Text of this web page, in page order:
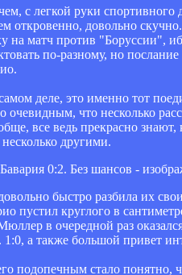
с легкой руки спортивного
откровенно, довольно
на матч против "Боруссии",
по-разному, но
деле, это именно тот
очевидным, что несколько
все ведь прекрасно
другими.
быстро разбила их
пустил круглого в
в очередной раз
а также большой привет
подопечным стало понятно,